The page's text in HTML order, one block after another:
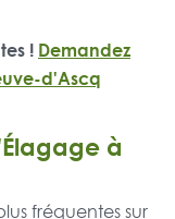
! Demandez
d'Ascq
à
fréquentes sur